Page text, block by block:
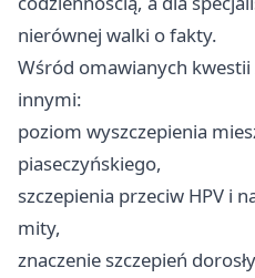
nierównej walki o fakty.
Wśród omawianych kwestii
innymi:
poziom wyszczepienia
piaseczyńskiego,
szczepienia przeciw HPV i
mity,
znaczenie szczepień